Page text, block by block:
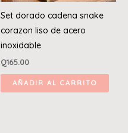
Set dorado cadena snake
corazon liso de acero
inoxidable
Q165.00
AÑADIR AL CARRITO